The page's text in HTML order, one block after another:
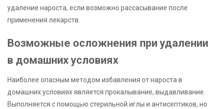
удаление нароста, если возможно рассасывание после
применения лекарств.
Возможные осложнения при удалении
в домашних условиях
Наиболее опасным методом избавления от нароста в
домашних условиях является прокалывание, выдавливание.
Выполняется с помощью стерильной иглы и антисептиков, но